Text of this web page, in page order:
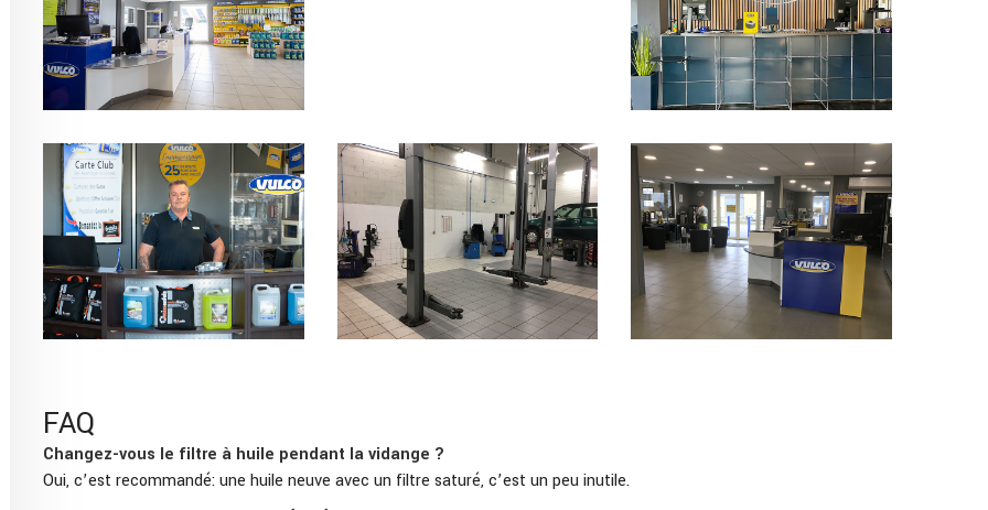
FAQ
Changez-vous le filtre à huile pendant la vidange ?
Oui, c’est recommandé: une huile neuve avec un filtre saturé, c’est un peu inutile.